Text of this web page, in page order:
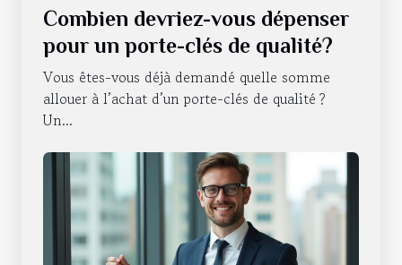
Combien devriez-vous dépenser
pour un porte-clés de qualité?
Vous êtes-vous déjà demandé quelle somme
allouer à l’achat d’un porte-clés de qualité ?
Un...